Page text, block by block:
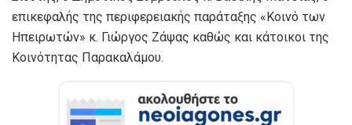
επικεφαλής της περιφερειακής παράταξης «Κοινό των
Ηπειρωτών» κ. Γιώργος Ζάψας καθώς και κάτοικοι της
Κοινότητας Παρακαλάμου.